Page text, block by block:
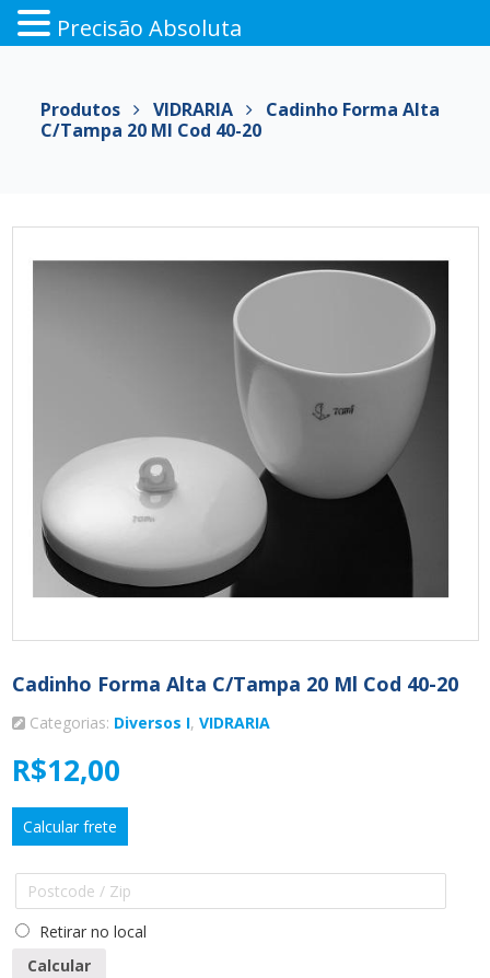
conteúdo
Produtos VIDRARIA
Cadinho Forma Alta
C/Tampa 20 Ml Cod 40-20
Cadinho Forma Alta C/Tampa 20 Ml Cod 40-20
Categorias: Diversos I, VIDRARIA
R$12,00
Calcular frete
Retirar no local
Calcular
Precisão Absoluta